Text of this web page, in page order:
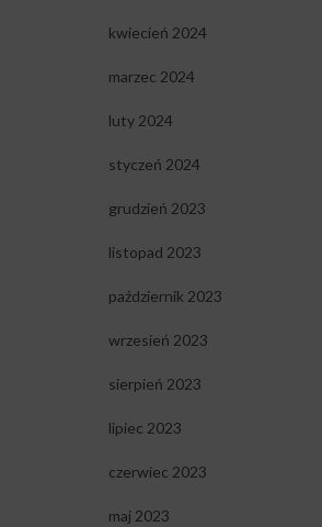
kwiecień 2024
marzec 2024
luty 2024
styczeń 2024
grudzień 2023
listopad 2023
październik 2023
wrzesień 2023
sierpień 2023
lipiec 2023
czerwiec 2023
maj 2023